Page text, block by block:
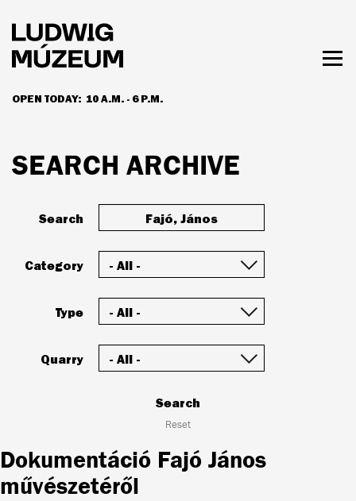
main
content
OPEN TODAY: 10 A.M. - 6 P.M.
HOURS & ADMISSION
SEARCH ARCHIVE
Search
Category
Type
Quarry
Search
Reset
Dokumentáció Fajó János
művészetéről